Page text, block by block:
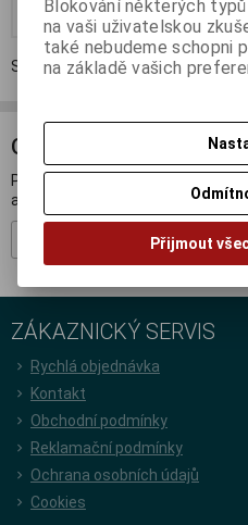
Koupit
Strana 1z1Celkem1záznamů
ODBĚR NOVINEK
Přihlašte se k odběru novinek a
akcích a soutěžích.
ZÁKAZNICKÝ SERVIS
Rychlá objednávka
Kontakt
Obchodní podmínky
Reklamační podmínky
Ochrana osobních údajů
Cookies
Blokování některých
na vaši uživatelskou
také nebudeme schopni
na základě vašich
Přijmout